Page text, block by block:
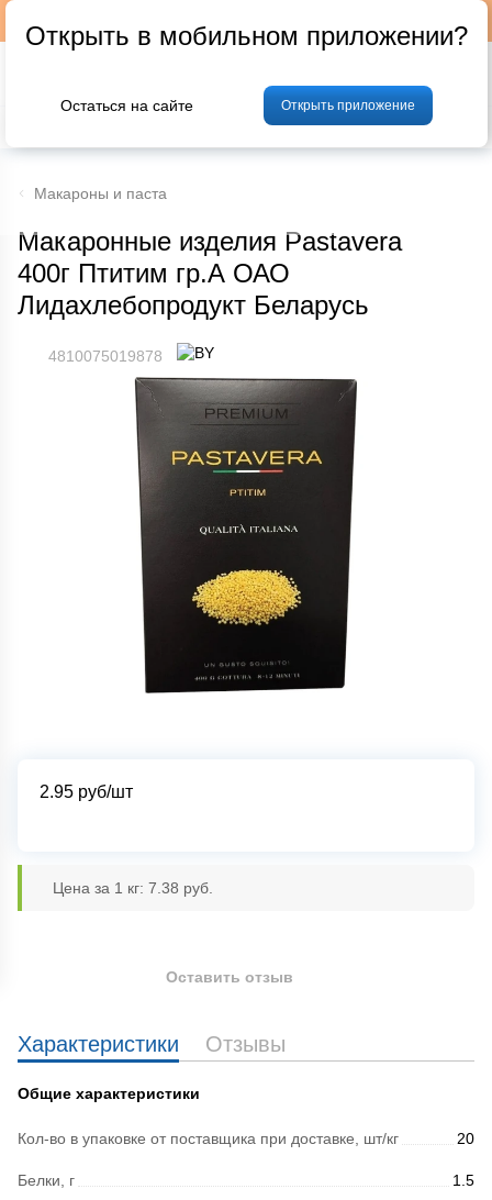
Фрукты и овощи Мясо Птица
Макароны и паста
Макаронные изделия Pastavera
400г Птитим гр.А ОАО
Лидахлебопродукт Беларусь
4810075019878
2.95 руб/шт
Цена за 1 кг: 7.38 руб.
Характеристики Отзывы
Общие характеристики
Кол-во в упаковке от поставщика при доставке, шт/кг 20
Белки, г 1.5
Оставить отзыв
Открыть в мобильном приложении?
Остаться на сайте Открыть приложение